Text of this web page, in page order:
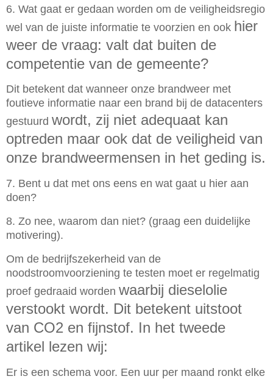
6. Wat gaat er gedaan worden om de veiligheidsregio
wel van de juiste informatie te voorzien en ook hier
weer de vraag: valt dat buiten de
competentie van de gemeente?
Dit betekent dat wanneer onze brandweer met
foutieve informatie naar een brand bij de datacenters
gestuurd wordt, zij niet adequaat kan
optreden maar ook dat de veiligheid van
onze brandweermensen in het geding is.
7. Bent u dat met ons eens en wat gaat u hier aan
doen?
8. Zo nee, waarom dan niet? (graag een duidelijke
motivering).
Om de bedrijfszekerheid van de
noodstroomvoorziening te testen moet er regelmatig
proef gedraaid worden waarbij dieselolie
verstookt wordt. Dit betekent uitstoot
van CO2 en fijnstof. In het tweede
artikel lezen wij:
Er is een schema voor. Een uur per maand ronkt elke